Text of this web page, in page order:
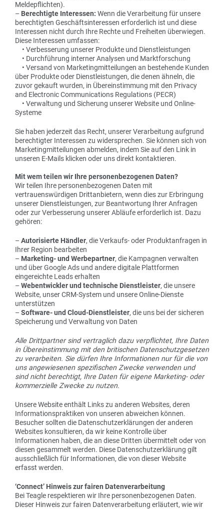
Meldepflichten).
– Berechtigte Interessen: Wenn die Verarbeitung für unsere
berechtigten Geschäftsinteressen erforderlich ist und diese
Interessen nicht durch Ihre Rechte und Freiheiten überwiegen.
Diese Interessen umfassen:
• Verbesserung unserer Produkte und Dienstleistungen
• Durchführung interner Analysen und Marktforschung
• Versand von Marketingmitteilungen an bestehende Kunden
über Produkte oder Dienstleistungen, die denen ähneln, die
zuvor gekauft wurden, in Übereinstimmung mit den Privacy
and Electronic Communications Regulations (PECR)
• Verwaltung und Sicherung unserer Website und Online-
Systeme
Sie haben jederzeit das Recht, unserer Verarbeitung aufgrund
berechtigter Interessen zu widersprechen. Sie können sich von
Marketingmitteilungen abmelden, indem Sie auf den Link in
unseren E-Mails klicken oder uns direkt kontaktieren.
Mit wem teilen wir Ihre personenbezogenen Daten?
Wir teilen Ihre personenbezogenen Daten mit
vertrauenswürdigen Drittanbietern, wenn dies zur Erbringung
unserer Dienstleistungen, zur Beantwortung Ihrer Anfragen
oder zur Verbesserung unserer Abläufe erforderlich ist. Dazu
gehören:
– Autorisierte Händler, die Verkaufs- oder Produktanfragen in
Ihrer Region bearbeiten
– Marketing- und Werbepartner, die Kampagnen verwalten
und über Google Ads und andere digitale Plattformen
eingereichte Leads erhalten
– Webentwickler und technische Dienstleister, die unsere
Website, unser CRM-System und unsere Online-Dienste
unterstützen
– Software- und Cloud-Dienstleister, die uns bei der sicheren
Speicherung und Verwaltung von Daten
Alle Drittpartner sind vertraglich dazu verpflichtet, Ihre Daten
in Übereinstimmung mit den britischen Datenschutzgesetzen
zu verarbeiten. Sie dürfen Ihre Informationen nur für die von
uns angewiesenen spezifischen Zwecke verwenden und
sind nicht berechtigt, Ihre Daten für eigene Marketing- oder
kommerzielle Zwecke zu nutzen.
Unsere Website enthält Links zu anderen Websites, deren
Informationspraktiken von unseren abweichen können.
Besucher sollten die Datenschutzerklärungen der anderen
Websites konsultieren, da wir keine Kontrolle über
Informationen haben, die an diese Dritten übermittelt oder von
diesen gesammelt werden. Diese Datenschutzerklärung gilt
ausschließlich für Informationen, die von dieser Website
erfasst werden.
‘Connect’ Hinweis zur fairen Datenverarbeitung
Bei Teagle respektieren wir Ihre personenbezogenen Daten.
Dieser Hinweis zur fairen Datenverarbeitung erläutert, wie wir